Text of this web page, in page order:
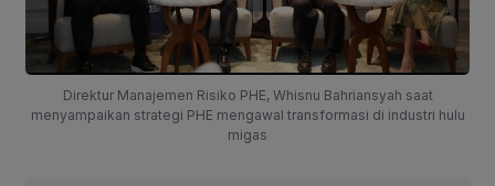
Direktur Manajemen Risiko PHE, Whisnu Bahriansyah saat
menyampaikan strategi PHE mengawal transformasi di industri hulu
migas